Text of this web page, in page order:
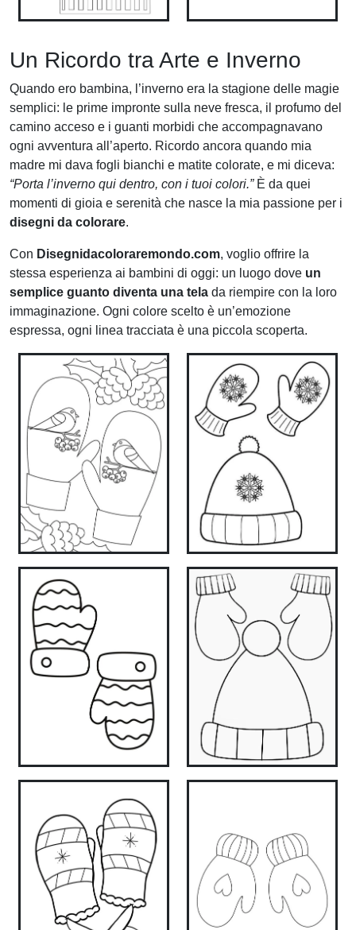
Un Ricordo tra Arte e Inverno
Quando ero bambina, l’inverno era la stagione delle magie
semplici: le prime impronte sulla neve fresca, il profumo del
camino acceso e i guanti morbidi che accompagnavano
ogni avventura all’aperto. Ricordo ancora quando mia
madre mi dava fogli bianchi e matite colorate, e mi diceva:
“Porta l’inverno qui dentro, con i tuoi colori.”È da quei
momenti di gioia e serenità che nasce la mia passione per i
disegni da colorare.
Con Disegnidacoloraremondo.com, voglio offrire la
stessa esperienza ai bambini di oggi: un luogo dove un
semplice guanto diventa una tela da riempire con la loro
immaginazione. Ogni colore scelto è un’emozione
espressa, ogni linea tracciata è una piccola scoperta.